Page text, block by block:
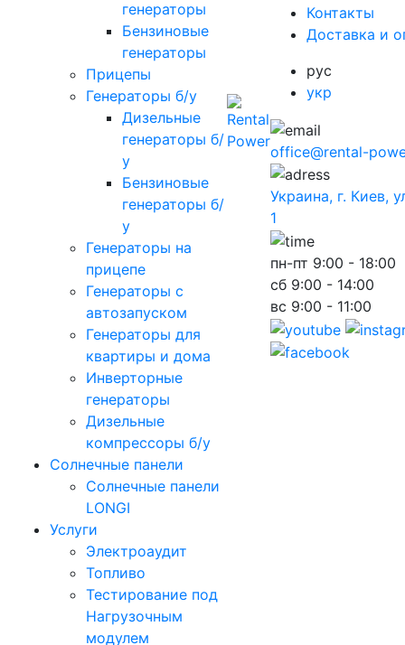
генераторы
Бензиновые
генераторы
Прицепы
Генераторы б/у
Дизельные
генераторы б/
у
Бензиновые
генераторы б/
у
Генераторы на
прицепе
Генераторы с
автозапуском
Генераторы для
квартиры и дома
Инверторные
генераторы
Дизельные
компрессоры б/у
Солнечные панели
Солнечные панели
LONGI
Услуги
Электроаудит
Топливо
Тестирование под
Нагрузочным
модулем
Контакты
Доставка и
рус
укр
office@rental-
Украина, г. Киев,
1
пн-пт 9:00 - 18:00
сб 9:00 - 14:00
вс 9:00 - 11:00